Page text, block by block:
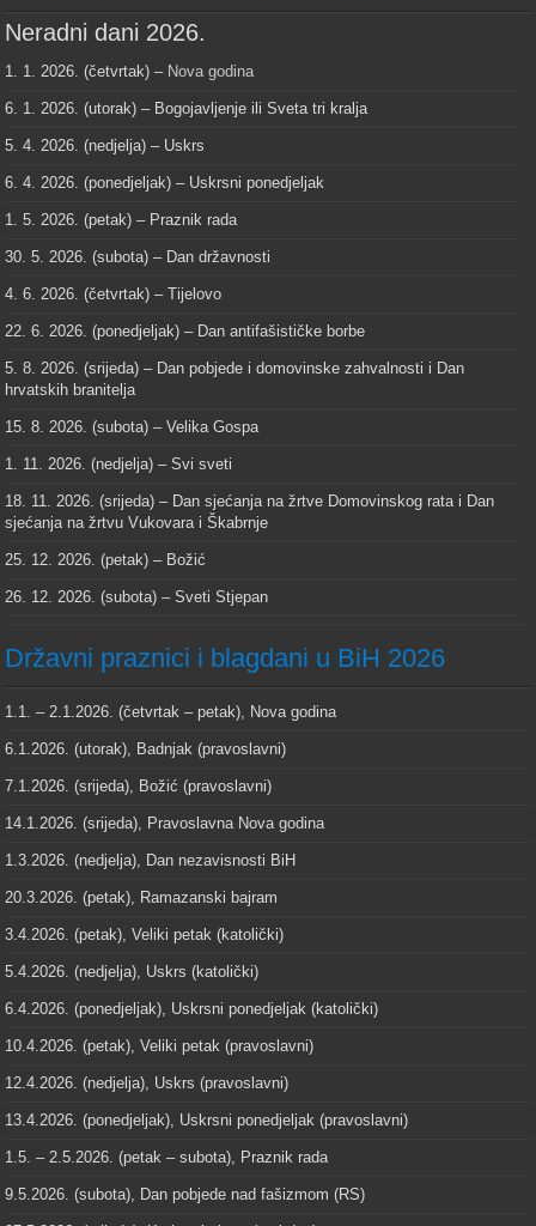
Neradni dani 2026.
1. 1. 2026. (četvrtak) – Nova godina
6. 1. 2026. (utorak) – Bogojavljenje ili Sveta tri kralja
5. 4. 2026. (nedjelja) – Uskrs
6. 4. 2026. (ponedjeljak) – Uskrsni ponedjeljak
1. 5. 2026. (petak) – Praznik rada
30. 5. 2026. (subota) – Dan državnosti
4. 6. 2026. (četvrtak) – Tijelovo
22. 6. 2026. (ponedjeljak) – Dan antifašističke borbe
5. 8. 2026. (srijeda) – Dan pobjede i domovinske zahvalnosti i Dan
hrvatskih branitelja
15. 8. 2026. (subota) – Velika Gospa
1. 11. 2026. (nedjelja) – Svi sveti
18. 11. 2026. (srijeda) – Dan sjećanja na žrtve Domovinskog rata i Dan
sjećanja na žrtvu Vukovara i Škabrnje
25. 12. 2026. (petak) – Božić
26. 12. 2026. (subota) – Sveti Stjepan
Državni praznici i blagdani u BiH 2026
1.1. – 2.1.2026. (četvrtak – petak), Nova godina
6.1.2026. (utorak), Badnjak (pravoslavni)
7.1.2026. (srijeda), Božić (pravoslavni)
14.1.2026. (srijeda), Pravoslavna Nova godina
1.3.2026. (nedjelja), Dan nezavisnosti BiH
20.3.2026. (petak), Ramazanski bajram
3.4.2026. (petak), Veliki petak (katolički)
5.4.2026. (nedjelja), Uskrs (katolički)
6.4.2026. (ponedjeljak), Uskrsni ponedjeljak (katolički)
10.4.2026. (petak), Veliki petak (pravoslavni)
12.4.2026. (nedjelja), Uskrs (pravoslavni)
13.4.2026. (ponedjeljak), Uskrsni ponedjeljak (pravoslavni)
1.5. – 2.5.2026. (petak – subota), Praznik rada
9.5.2026. (subota), Dan pobjede nad fašizmom (RS)